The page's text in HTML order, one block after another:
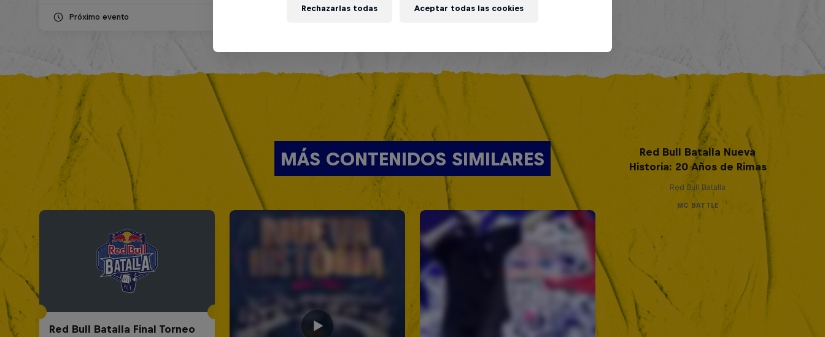
Próximo evento
MÁS CONTENIDOS SIMILARES
Red Bull Batalla Final Torneo
Red Bull Batalla Nueva
Historia: 20 Años de Rimas
Red Bull Batalla
MC BATTLE
Rechazarlas todas Aceptar todas las cookies